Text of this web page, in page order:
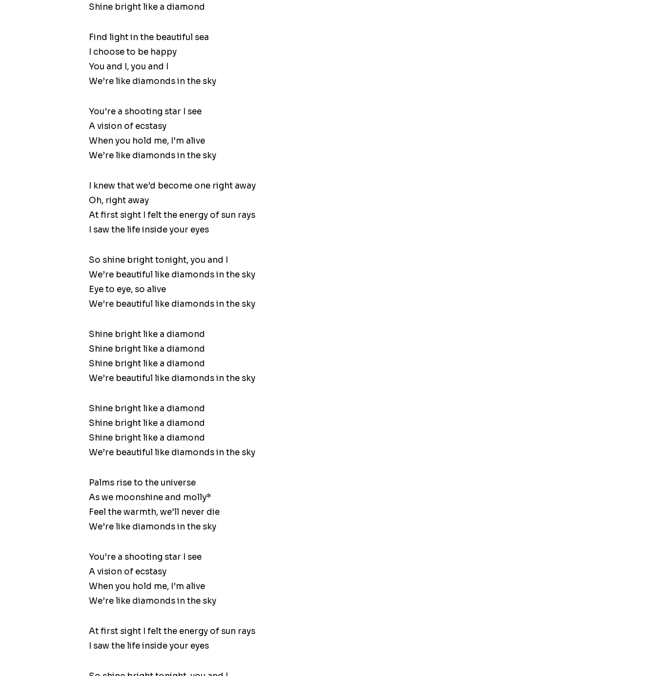
Shine bright like a diamond
Find light in the beautiful sea
I choose to be happy
You and I, you and I
We’re like diamonds in the sky
You’re a shooting star I see
A vision of ecstasy
When you hold me, I’m alive
We’re like diamonds in the sky
I knew that we’d become one right away
Oh, right away
At first sight I felt the energy of sun rays
I saw the life inside your eyes
So shine bright tonight, you and I
We’re beautiful like diamonds in the sky
Eye to eye, so alive
We’re beautiful like diamonds in the sky
Shine bright like a diamond
Shine bright like a diamond
Shine bright like a diamond
We’re beautiful like diamonds in the sky
Shine bright like a diamond
Shine bright like a diamond
Shine bright like a diamond
We’re beautiful like diamonds in the sky
Palms rise to the universe
As we moonshine and molly*
Feel the warmth, we’ll never die
We’re like diamonds in the sky
You’re a shooting star I see
A vision of ecstasy
When you hold me, I’m alive
We’re like diamonds in the sky
At first sight I felt the energy of sun rays
I saw the life inside your eyes